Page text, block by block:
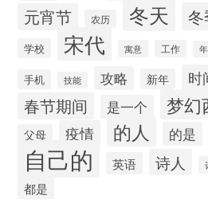
元宵节 农历 冬天 冬
学校 宋代 寓意 工作
手机 技能 攻略 新年 时
春节期间 是一个 梦幻
父母 疫情 的人 的是
自己的 英语 诗人
都是